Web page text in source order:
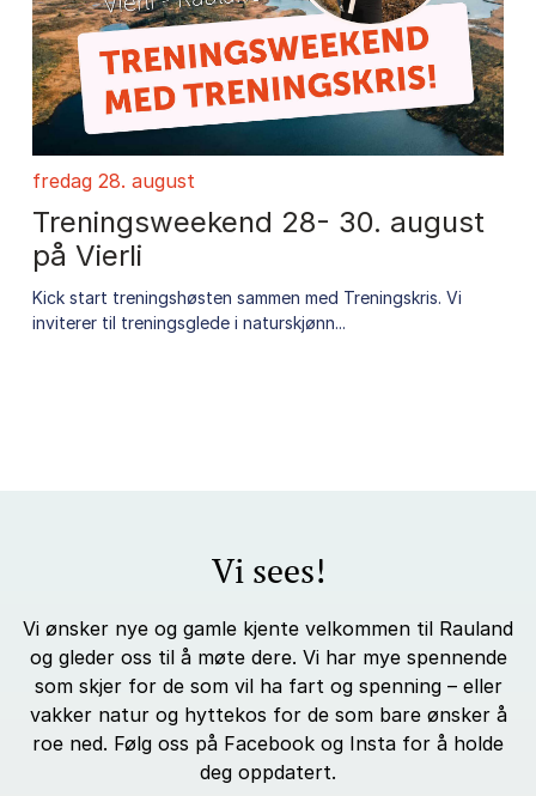
fredag 28. august
Treningsweekend 28- 30. august
på Vierli
Kick start treningshøsten sammen med Treningskris. Vi
inviterer til treningsglede i naturskjønn...
Vi sees!
Vi ønsker nye og gamle kjente velkommen til Rauland
og gleder oss til å møte dere. Vi har mye spennende
som skjer for de som vil ha fart og spenning – eller
vakker natur og hyttekos for de som bare ønsker å
roe ned. Følg oss på Facebook og Insta for å holde
deg oppdatert.